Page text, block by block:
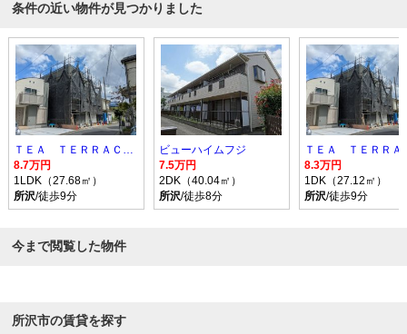
条件の近い物件が見つかりました
ＴＥＡ ＴＥＲＲＡＣＥ ＴＯＫＯＲＯＺＡＷＡ
8.7万円
1LDK（27.68㎡）
所沢/徒歩9分
ビューハイムフジ
7.5万円
2DK（40.04㎡）
所沢/徒歩8分
8.3万円
1DK（27.12㎡）
所沢/徒歩9分
今まで閲覧した物件
所沢市の賃貸を探す